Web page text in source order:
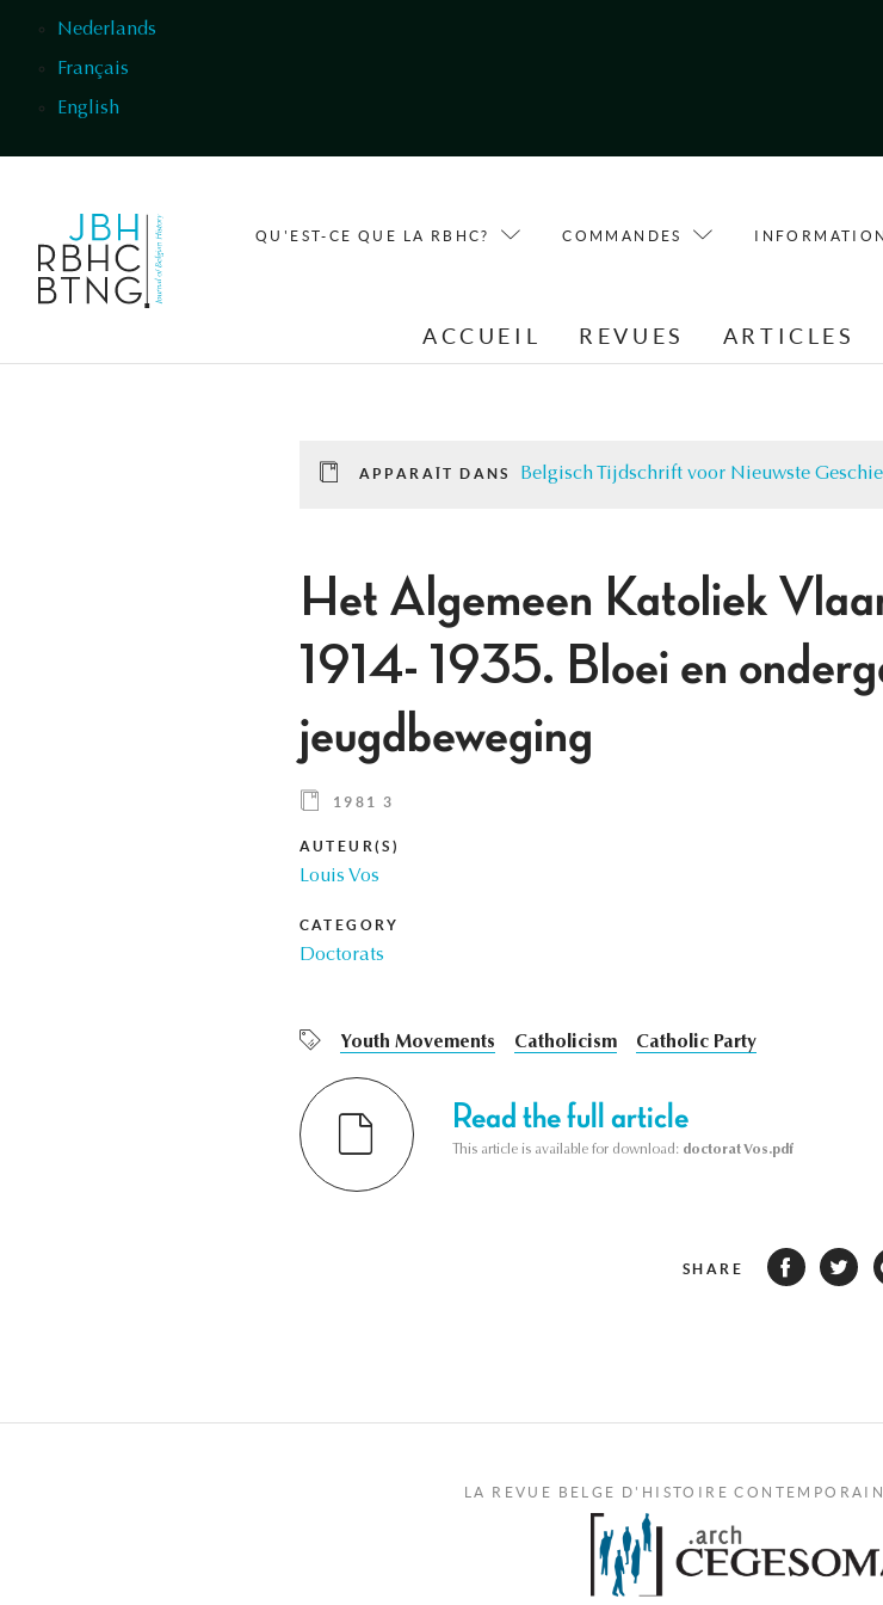
Nederlands
Français
English
QU'EST-CE QUE LA RBHC? COMMANDES
ACCUEIL REVUES ARTICLES
APPARAÎT DANS Belgisch Tijdschrift voor Nieuwste
Het Algemeen Katoliek
1914- 1935. Bloei en
jeugdbeweging
1981 3
AUTEUR(S)
Louis Vos
CATEGORY
Doctorats
Youth Movements Catholicism Catholic Party
Read the full article
This article is available for download: doctorat Vos.pdf
SHARE
LA REVUE BELGE D'HISTOIRE